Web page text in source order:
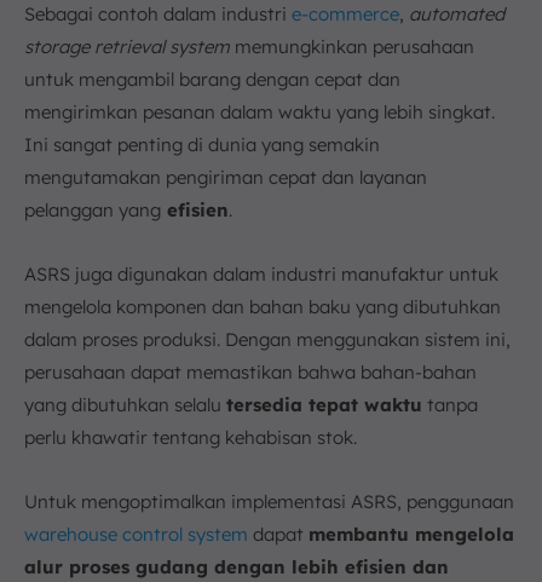
Sebagai contoh dalam industri e-commerce automated
storage retrieval system memungkinkan perusahaan
untuk mengambil barang dengan cepat dan
mengirimkan pesanan dalam waktu yang lebih singkat.
Ini sangat penting di dunia yang semakin
mengutamakan pengiriman cepat dan layanan
pelanggan yang efisien.
ASRS juga digunakan dalam industri manufaktur untuk
mengelola komponen dan bahan baku yang dibutuhkan
dalam proses produksi. Dengan menggunakan sistem ini,
perusahaan dapat memastikan bahwa bahan-bahan
yang dibutuhkan selalu tersedia tepat waktu tanpa
perlu khawatir tentang kehabisan stok.
Untuk mengoptimalkan implementasi ASRS, penggunaan
warehouse control system dapat membantu mengelola
alur proses gudang dengan lebih efisien dan